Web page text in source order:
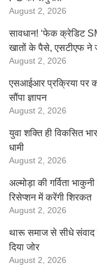
August 2, 2026
सावधान! ‘फेक क्रेडिट
खातों के पैसे, एसटीएफ ने
August 2, 2026
एसआईआर प्रक्रिया पर
सौंपा ज्ञापन
August 2, 2026
युवा शक्ति ही विकसित
धामी
August 2, 2026
अल्मोड़ा की गर्विता
रिसेप्शन में करेंगी शिरकत
August 2, 2026
थारू समाज से सीधे संवाद
दिया जोर
August 2, 2026